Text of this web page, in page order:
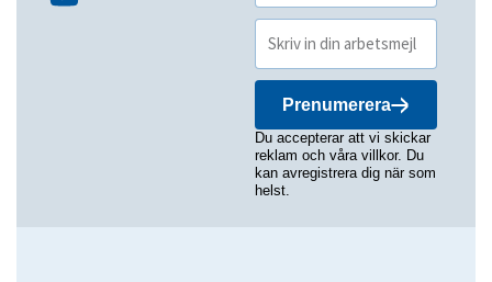
Prenumerera
Du accepterar att vi skickar
reklam och våra villkor. Du
kan avregistrera dig när som
helst.